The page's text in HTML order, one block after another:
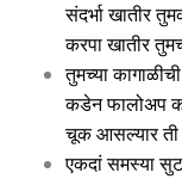
संदर्भा खातीर
करपा खातीर
तुमच्या
कडेन फालोअप
चूक आसल्यार ती
एकदां समस्या